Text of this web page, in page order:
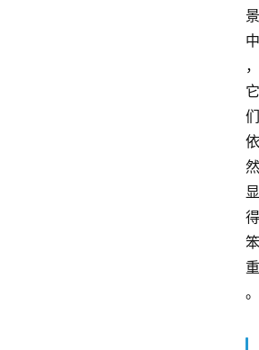
景
中
，
它
们
依
然
显
得
笨
重
。